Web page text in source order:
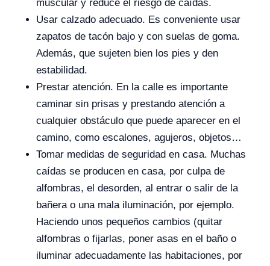
muscular y reduce el riesgo de caídas.
Usar calzado adecuado. Es conveniente usar
zapatos de tacón bajo y con suelas de goma.
Además, que sujeten bien los pies y den
estabilidad.
Prestar atención. En la calle es importante
caminar sin prisas y prestando atención a
cualquier obstáculo que puede aparecer en el
camino, como escalones, agujeros, objetos…
Tomar medidas de seguridad en casa. Muchas
caídas se producen en casa, por culpa de
alfombras, el desorden, al entrar o salir de la
bañera o una mala iluminación, por ejemplo.
Haciendo unos pequeños cambios (quitar
alfombras o fijarlas, poner asas en el baño o
iluminar adecuadamente las habitaciones, por